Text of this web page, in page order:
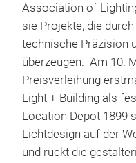
Association of
sie Projekte, die
technische Präzision
überzeugen. Am 10.
Preisverleihung
Light + Building als
Location Depot 1899
Lichtdesign auf der
und rückt die